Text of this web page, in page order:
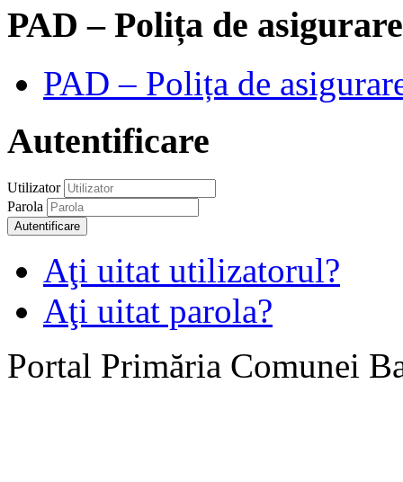
PAD – Polița de asigurare
PAD – Polița de
Autentificare
Utilizator
Parola
Autentificare
Aţi uitat utilizatorul?
Aţi uitat parola?
Portal Primăria Comunei